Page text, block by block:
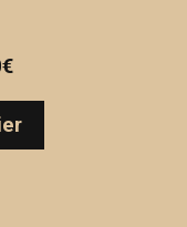
€Le
actuel
est :